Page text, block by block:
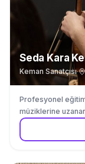
Seda Kara
Keman Sanatçısı·
Profesyonel
müziklerine
törenleri için. Fasil
uzmandir.